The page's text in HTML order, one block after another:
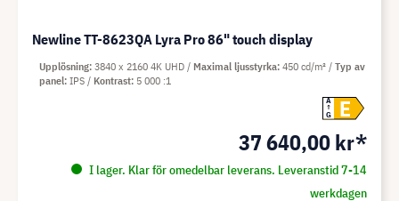
Newline TT-8623QA Lyra Pro 86" touch display
A
G
E
37 640,00 kr*
I lager. Klar för omedelbar leverans. Leveranstid 7-14
werkdagen
Upplösning 3840 x 2160 4K UHD Maximal ljusstyrka 450 cd/m²
Typ av
panel IPS Kontrast 5 000 :1